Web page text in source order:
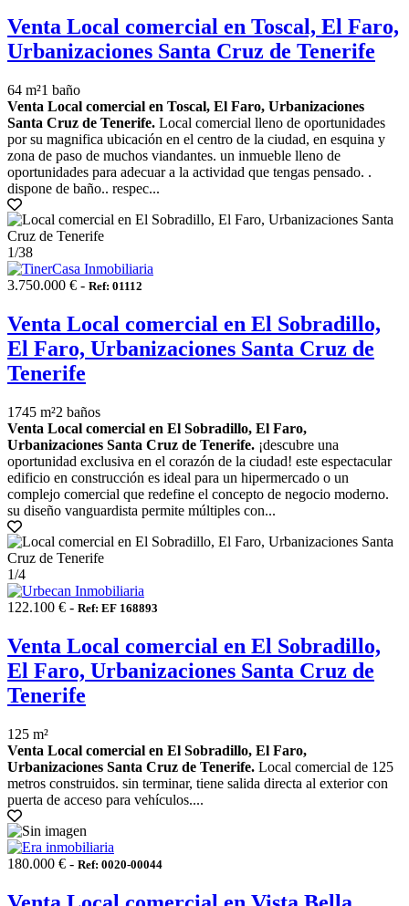
Venta Local comercial en Toscal, El Faro,
Urbanizaciones Santa Cruz de Tenerife
64 m²1 baño
Venta Local comercial en Toscal, El Faro, Urbanizaciones
Santa Cruz de Tenerife. Local comercial lleno de oportunidades
por su magnifica ubicación en el centro de la ciudad, en esquina y
zona de paso de muchos viandantes. un inmueble lleno de
oportunidades para adecuar a la actividad que tengas pensado. .
dispone de baño.. respec...
1/38
3.750.000 € - Ref: 01112
Venta Local comercial en El Sobradillo,
El Faro, Urbanizaciones Santa Cruz de
Tenerife
1745 m²2 baños
Venta Local comercial en El Sobradillo, El Faro,
Urbanizaciones Santa Cruz de Tenerife. ¡descubre una
oportunidad exclusiva en el corazón de la ciudad! este espectacular
edificio en construcción es ideal para un hipermercado o un
complejo comercial que redefine el concepto de negocio moderno.
su diseño vanguardista permite múltiples con...
1/4
122.100 € - Ref: EF 168893
Venta Local comercial en El Sobradillo,
El Faro, Urbanizaciones Santa Cruz de
Tenerife
125 m²
Venta Local comercial en El Sobradillo, El Faro,
Urbanizaciones Santa Cruz de Tenerife. Local comercial de 125
metros construidos. sin terminar, tiene salida directa al exterior con
puerta de acceso para vehículos....
180.000 € - Ref: 0020-00044